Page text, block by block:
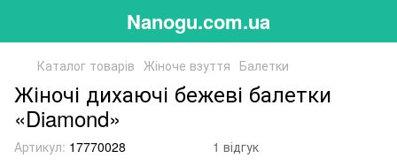
Nanogu.com.ua
Каталог товарів Жіноче взуття Балетки
Жіночі дихаючі бежеві балетки
«Diamond»
Артикул: 17770028 1 відгук